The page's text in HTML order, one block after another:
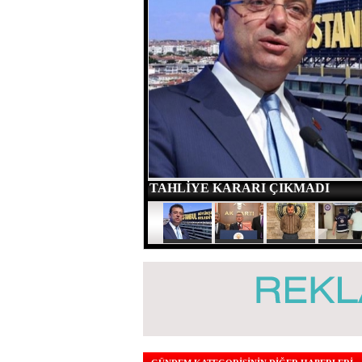
TAHLİYE KARARI ÇIKMADI